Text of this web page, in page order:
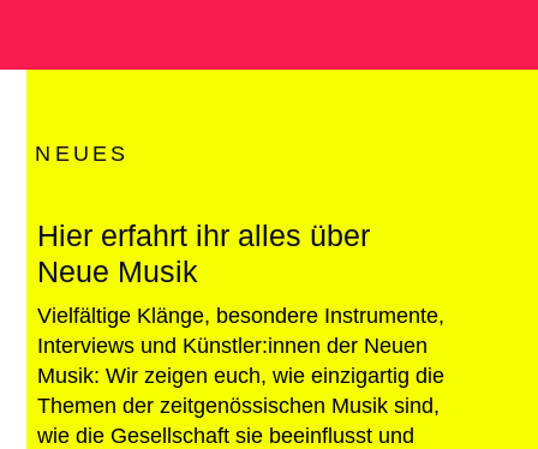
NEUES
Hier erfahrt ihr alles über
Neue Musik
Vielfältige Klänge, besondere Instrumente,
Interviews und Künstler:innen der Neuen
Musik: Wir zeigen euch, wie einzigartig die
Themen der zeitgenössischen Musik sind,
wie die Gesellschaft sie beeinflusst und